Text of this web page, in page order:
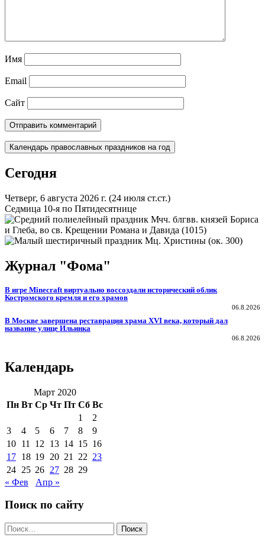
Имя
Email
Сайт
Календарь православных праздников на год
Сегодня
Четверг, 6 августа 2026 г. (24 июля ст.ст.)
Седмица 10-я по Пятидесятнице
Мчч. блгвв. князей Бориса
и Глеба, во св. Крещении Романа и Давида (1015)
Мц. Христины (ок. 300)
Журнал "Фома"
В игре Minecraft виртуально воссоздали исторический облик
Костромского кремля и его храмов
06.8.2026
В Москве завершена реставрация храма XVI века, который дал
название улице Ильинка
06.8.2026
Календарь
Март 2020
Пн Вт Ср Чт Пт Сб Вс
1
2
3
4 5 6 7 8
9
10 11 12 13 14 15 16
17 18 19 20 21 22 23
24 25 26 27 28 29
« Фев
Апр »
Поиск по сайту
Поиск
по: